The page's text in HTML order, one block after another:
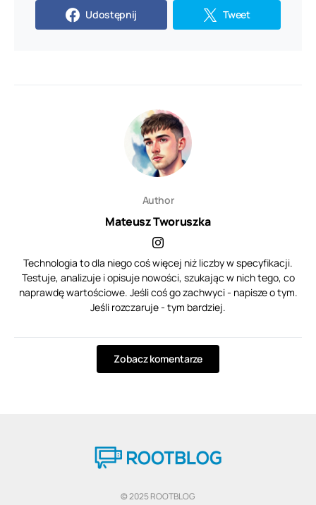
Udostępnij Tweet
Author
Mateusz Tworuszka
Technologia to dla niego coś więcej niż liczby w specyfikacji.
Testuje, analizuje i opisuje nowości, szukając w nich tego, co
naprawdę wartościowe. Jeśli coś go zachwyci - napisze o tym.
Jeśli rozczaruje - tym bardziej.
Zobacz komentarze
© 2025 ROOTBLOG